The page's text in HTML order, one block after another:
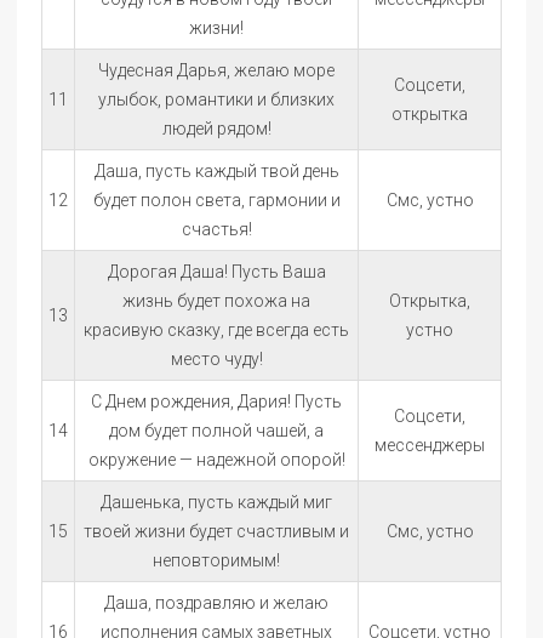
жизни!
11
Чудесная Дарья, желаю море
улыбок, романтики и близких
людей рядом!
Соцсети,
открытка
12
Даша, пусть каждый твой день
будет полон света, гармонии и
счастья!
Смс, устно
13
Дорогая Даша! Пусть Ваша
жизнь будет похожа на
красивую сказку, где всегда есть
место чуду!
Открытка,
устно
14
С Днем рождения, Дария! Пусть
дом будет полной чашей, а
окружение — надежной опорой!
Соцсети,
мессенджеры
15
Дашенька, пусть каждый миг
твоей жизни будет счастливым и
неповторимым!
Смс, устно
16
Даша, поздравляю и желаю
исполнения самых заветных
Соцсети, устно